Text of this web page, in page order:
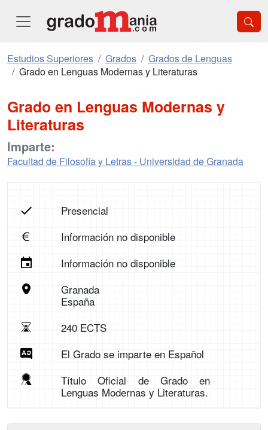
Estudios Superiores Grados
Grados de Lenguas
Grado en Lenguas Modernas y Literaturas
Grado en Lenguas Modernas y
Literaturas
Imparte:
Facultad de Filosofía y Letras - Universidad de Granada
Presencial
Información no disponible
Información no disponible
Granada
España
240 ECTS
El Grado se imparte en Español
Título Oficial de Grado en
Lenguas Modernas y Literaturas.